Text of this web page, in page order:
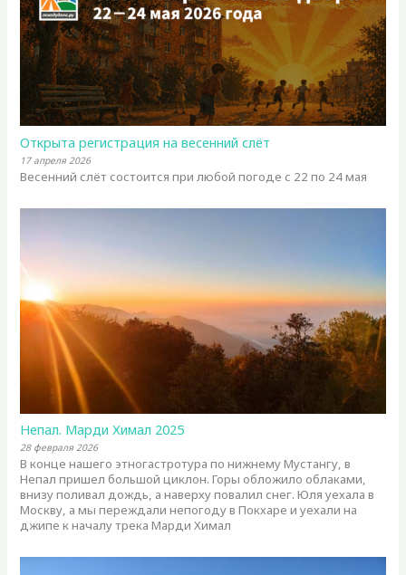
Открыта регистрация на весенний слёт
17 апреля 2026
Весенний слёт состоится при любой погоде с 22 по 24 мая
Непал. Марди Химал 2025
28 февраля 2026
В конце нашего этногастротура по нижнему Мустангу, в
Непал пришел большой циклон. Горы обложило облаками,
внизу поливал дождь, а наверху повалил снег. Юля уехала в
Москву, а мы переждали непогоду в Покхаре и уехали на
джипе к началу трека Марди Химал